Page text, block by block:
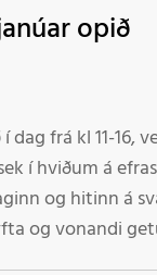
opið
frá kl 11-16,
í hviðum á
og hitinn á
og vonandi